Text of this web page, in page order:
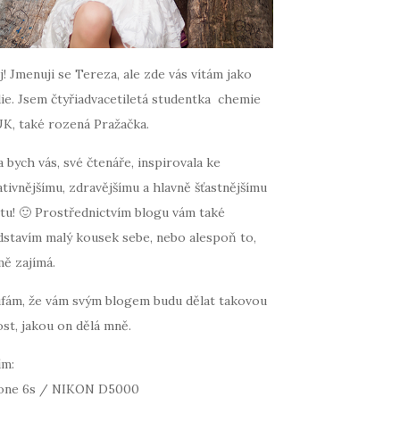
Jmenuji se Tereza, ale zde vás vítám jako
Jsem čtyřiadvacetiletá studentka chemie
také rozená Pražačka.
bych vás, své čtenáře, inspirovala ke
zdravějšímu a hlavně šťastnějšímu
🙂 Prostřednictvím blogu vám také
malý kousek sebe, nebo alespoň to,
zajímá.
že vám svým blogem budu dělat takovou
jakou on dělá mně.
6s / NIKON D5000